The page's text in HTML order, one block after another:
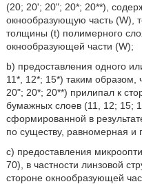
(20; 20'; 20ʺ; 20*; 20**),
окнообразующую часть (W),
толщины (t) полимерного
окнообразующей части (W);
b) предоставления одного
11*, 12*; 15*) таким
20ʺ; 20*; 20**) прилипал к
бумажных слоев (11, 12; 15;
сформированной в
по существу, равномерная
c) предоставления
70), в частности линзовой
стороне окнообразующей